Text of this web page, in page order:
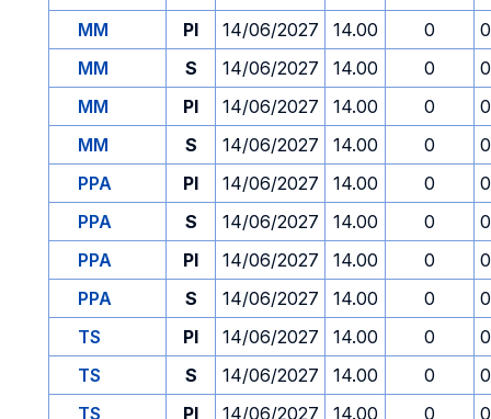
MM
PI 14/06/2027 14.00 0
MM
S 14/06/2027 14.00 0
MM
PI 14/06/2027 14.00 0
MM
S 14/06/2027 14.00 0
PPA
PI 14/06/2027 14.00 0
PPA
S 14/06/2027 14.00 0
PPA
PI 14/06/2027 14.00 0
PPA
S 14/06/2027 14.00 0
TS
PI 14/06/2027 14.00 0
TS
S 14/06/2027 14.00 0
TS
PI 14/06/2027 14.00 0